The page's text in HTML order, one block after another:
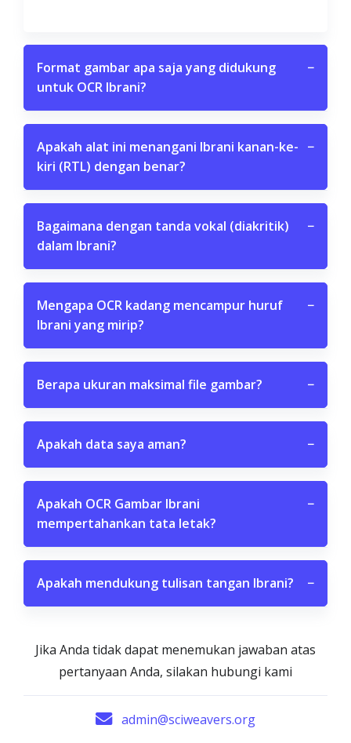
Format gambar apa saja yang didukung
untuk OCR Ibrani?
−
Apakah alat ini menangani Ibrani kanan-ke-
kiri (RTL) dengan benar?
−
Bagaimana dengan tanda vokal (diakritik)
dalam Ibrani?
−
Mengapa OCR kadang mencampur huruf
Ibrani yang mirip?
−
Berapa ukuran maksimal file gambar? −
Apakah data saya aman? −
Apakah OCR Gambar Ibrani
mempertahankan tata letak?
−
Apakah mendukung tulisan tangan Ibrani? −
Jika Anda tidak dapat menemukan jawaban atas
pertanyaan Anda, silakan hubungi kami
admin@sciweavers.org